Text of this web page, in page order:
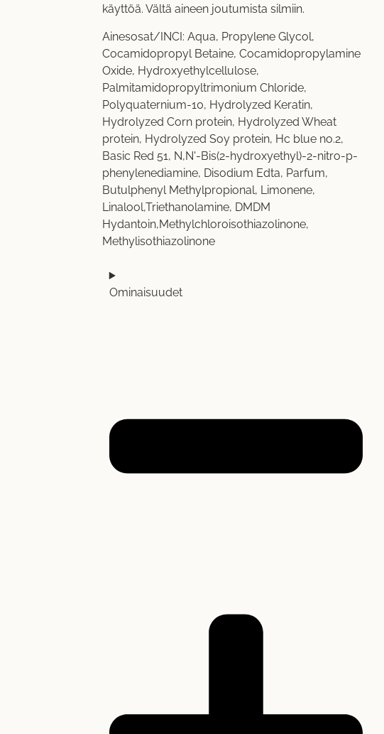
käyttöä. Vältä aineen joutumista silmiin.
Ainesosat/INCI: Aqua, Propylene Glycol,
Cocamidopropyl Betaine, Cocamidopropylamine
Oxide, Hydroxyethylcellulose,
Palmitamidopropyltrimonium Chloride,
Polyquaternium-10, Hydrolyzed Keratin,
Hydrolyzed Corn protein, Hydrolyzed Wheat
protein, Hydrolyzed Soy protein, Hc blue no.2,
Basic Red 51, N,N'-Bis(2-hydroxyethyl)-2-nitro-p-
phenylenediamine, Disodium Edta, Parfum,
Butulphenyl Methylpropional, Limonene,
Linalool,Triethanolamine, DMDM
Hydantoin,Methylchloroisothiazolinone,
Methylisothiazolinone
Ominaisuudet